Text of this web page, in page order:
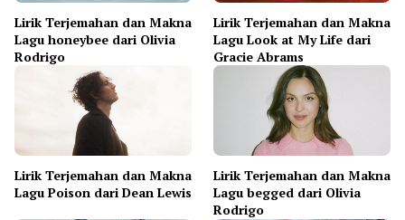
Lirik Terjemahan dan Makna
Lagu honeybee dari Olivia
Rodrigo
Lirik Terjemahan dan Makna
Lagu Look at My Life dari
Gracie Abrams
Lirik Terjemahan dan Makna
Lagu Poison dari Dean Lewis
Lirik Terjemahan dan Makna
Lagu begged dari Olivia
Rodrigo